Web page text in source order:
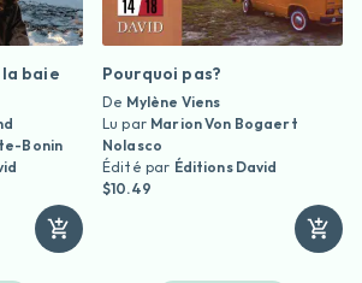
baie
Bonin
Pourquoi pas?
De Mylène Viens
Lu par Marion Von Bogaert
Nolasco
Édité par Éditions David
$10.49